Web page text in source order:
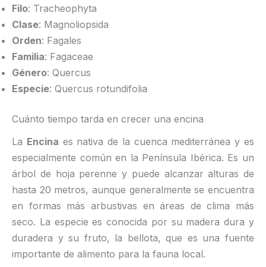
Filo: Tracheophyta
Clase: Magnoliopsida
Orden: Fagales
Familia: Fagaceae
Género: Quercus
Especie: Quercus rotundifolia
Cuánto tiempo tarda en crecer una encina
La Encina es nativa de la cuenca mediterránea y es
especialmente común en la Península Ibérica. Es un
árbol de hoja perenne y puede alcanzar alturas de
hasta 20 metros, aunque generalmente se encuentra
en formas más arbustivas en áreas de clima más
seco. La especie es conocida por su madera dura y
duradera y su fruto, la bellota, que es una fuente
importante de alimento para la fauna local.